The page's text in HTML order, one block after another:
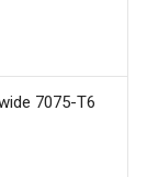
7075-T6